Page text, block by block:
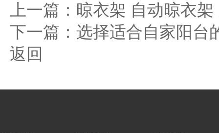
上一篇： 晾衣架 自动晾衣
下一篇： 选择适合自家阳台
返回